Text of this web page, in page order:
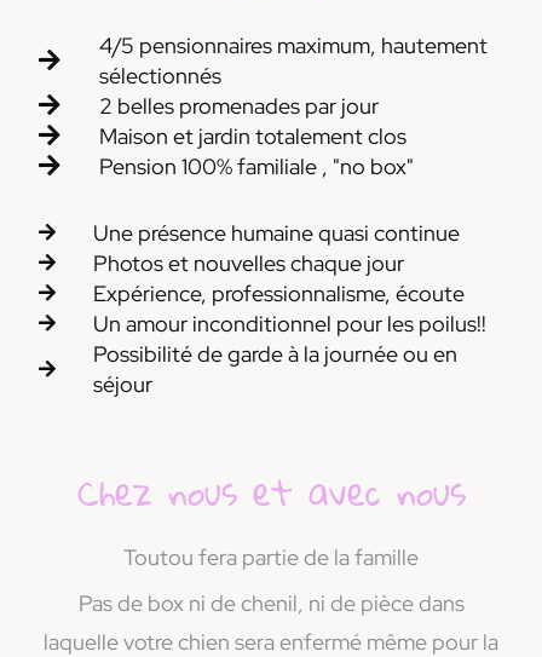
4/5 pensionnaires maximum, hautement
sélectionnés
2 belles promenades par jour
Maison et jardin totalement clos
Pension 100% familiale , "no box"
Une présence humaine quasi continue
Photos et nouvelles chaque jour
Expérience, professionnalisme, écoute
Un amour inconditionnel pour les poilus!!
Possibilité de garde à la journée ou en
séjour
Chez nous et avec nous
Toutou fera partie de la famille
Pas de box ni de chenil, ni de pièce dans
laquelle votre chien sera enfermé même pour la